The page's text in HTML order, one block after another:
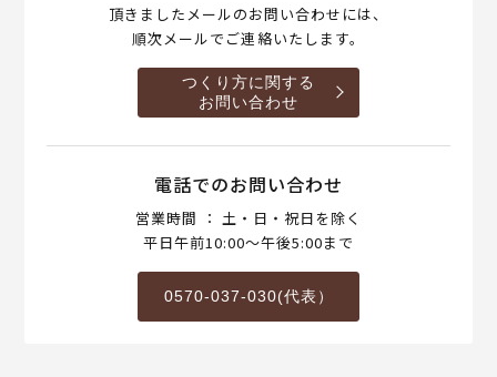
頂きましたメールのお問い合わせには、
順次メールでご連絡いたします。
つくり方に関する
お問い合わせ
電話でのお問い合わせ
営業時間 ： 土・日・祝日を除く
平日午前10:00～午後5:00まで
0570-037-030(代表）